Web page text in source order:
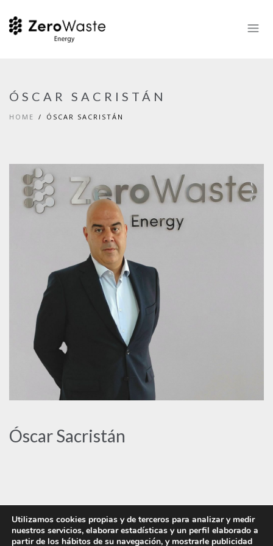
ÓSCAR SACRISTÁN
HOME ÓSCAR SACRISTÁN
Óscar Sacristán
Utilizamos cookies propias y de terceros para analizar y medir
nuestros servicios, elaborar estadísticas y un perfil elaborado a
partir de los hábitos de su navegación, y mostrarle publicidad